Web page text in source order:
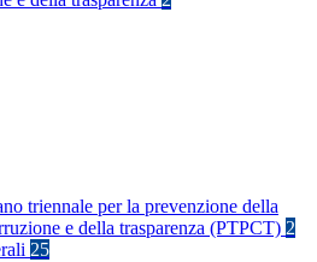
triennale per la prevenzione della
e della trasparenza (PTPCT) 2
25